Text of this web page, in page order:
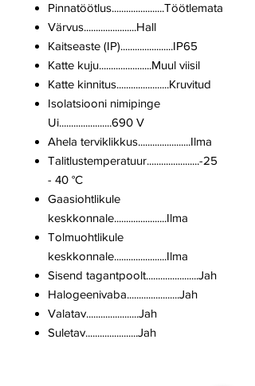
Pinnatöötlus......................Töötlemata
Värvus......................Hall
Kaitseaste (IP)......................IP65
Katte kuju......................Muul viisil
Katte kinnitus......................Kruvitud
Isolatsiooni nimipinge
Ui......................690 V
Ahela terviklikkus......................Ilma
Talitlustemperatuur......................-25
- 40 °C
Gaasiohtlikule
keskkonnale......................Ilma
Tolmuohtlikule
keskkonnale......................Ilma
Sisend tagantpoolt......................Jah
Halogeenivaba......................Jah
Valatav......................Jah
Suletav......................Jah